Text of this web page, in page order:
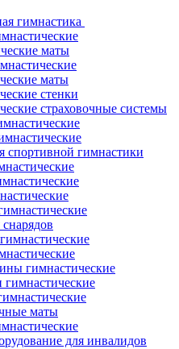
гимнастика
маты
маты
стенки
страховочные системы
спортивной гимнастики
гимнастические
маты
для инвалидов